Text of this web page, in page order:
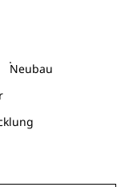
Neubau